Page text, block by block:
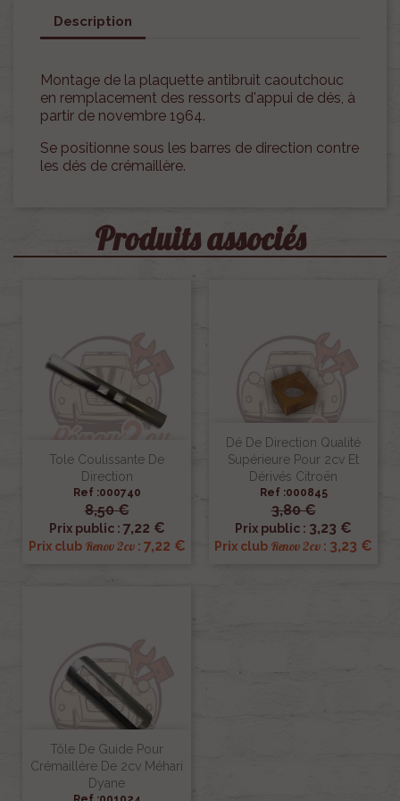
Description
Montage de la plaquette antibruit caoutchouc
en remplacement des ressorts d'appui de dés, à
partir de novembre 1964.
Se positionne sous les barres de direction contre
les dés de crémaillère.
Produits associés
Tole Coulissante De
Direction
Ref :000740
8,50 €
Prix public : 7,22 €
Prix club Renov 2cv: 7,22 €
Dé De Direction Qualité
Supérieure Pour 2cv Et
Dérivés Citroën
Ref :000845
3,80 €
Prix public : 3,23 €
Prix club Renov 2cv : 3,23 €
Tôle De Guide Pour
Crémaillère De 2cv Méhari
Dyane